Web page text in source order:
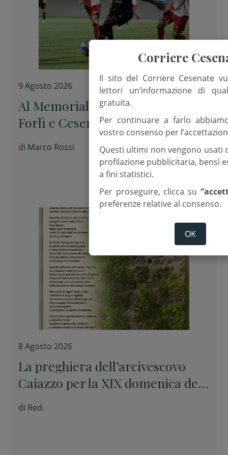
9 Agosto 2026
Al Memorial “Sirotti” 0-0 tra
Forlì e Cesena
di Marco Rossi
8 Agosto 2026
La preghiera dell’arcivescovo
Caiazzo per la XIX domenica del
Tempo ordinario
di Red.
Corriere
Il sito del Corriere Cesenate
lettori un’informazione di
gratuita.
Per continuare a farlo
vostro consenso per
Questi ultimi non vengono usati
profilazione pubblicitaria, bensì
a fini statistici.
Per proseguire, clicca su
preferenze relative al consenso.
OK